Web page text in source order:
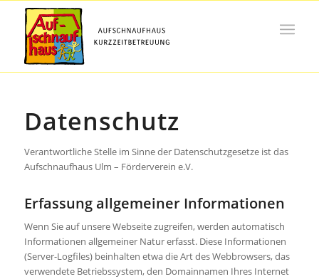
Datenschutz
Verantwortliche Stelle im Sinne der Datenschutzgesetze ist das
Aufschnaufhaus Ulm – Förderverein e.V.
Erfassung allgemeiner Informationen
Wenn Sie auf unsere Webseite zugreifen, werden automatisch
Informationen allgemeiner Natur erfasst. Diese Informationen
(Server-Logfiles) beinhalten etwa die Art des Webbrowsers, das
verwendete Betriebssystem, den Domainnamen Ihres Internet